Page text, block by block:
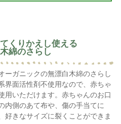
くりかえし使える
綿のさらし
ーガニックの無漂白木綿のさらし
界面活性剤不使用なので、赤ちゃ
用いただけます。赤ちゃんのお口
内側のあて布や、傷の手当てに
好きなサイズに裂くことができま